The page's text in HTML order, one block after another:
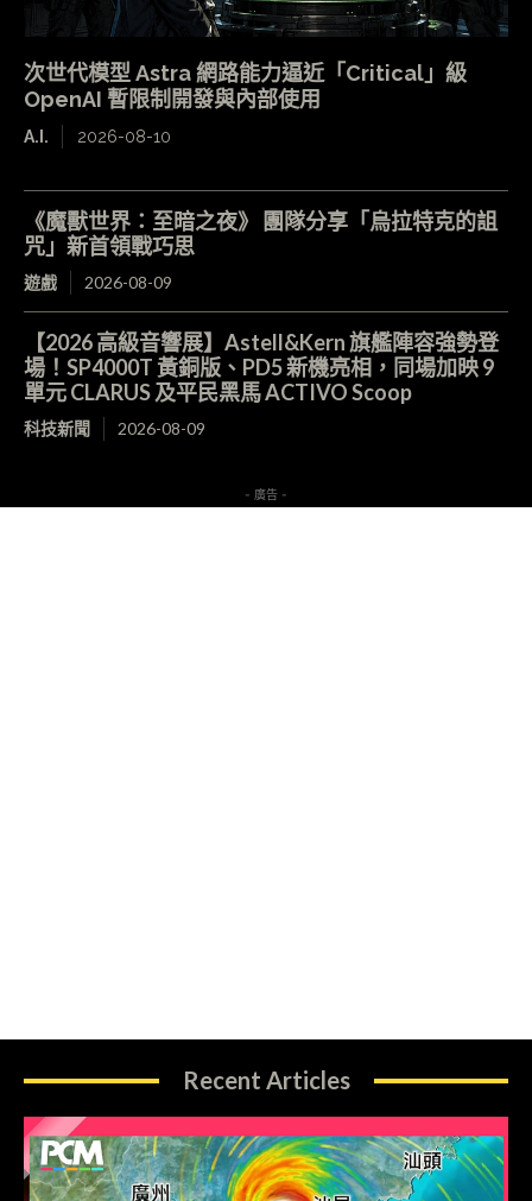
次世代模型 Astra 網路能力逼近「Critical」級
OpenAI 暫限制開發與內部使用
A.I. 2026-08-10
《魔獸世界：至暗之夜》 團隊分享「烏拉特克的詛
咒」新首領戰巧思
遊戲 2026-08-09
【2026 高級音響展】Astell&Kern 旗艦陣容強勢登
場！SP4000T 黃銅版、PD5 新機亮相，同場加映 9
單元 CLARUS 及平民黑馬 ACTIVO Scoop
科技新聞 2026-08-09
- 廣告 -
Recent Articles